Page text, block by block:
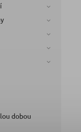
dobou